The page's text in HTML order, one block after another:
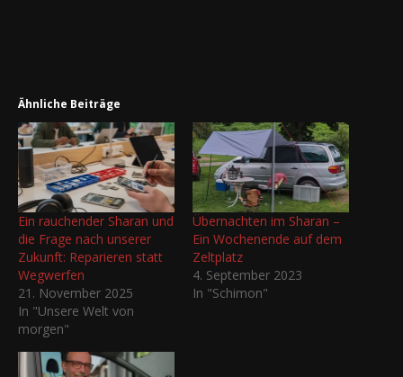
Ähnliche Beiträge
Ein rauchender Sharan und
die Frage nach unserer
Zukunft: Reparieren statt
Wegwerfen
21. November 2025
In "Unsere Welt von
morgen"
Übernachten im Sharan –
Ein Wochenende auf dem
Zeltplatz
4. September 2023
In "Schimon"